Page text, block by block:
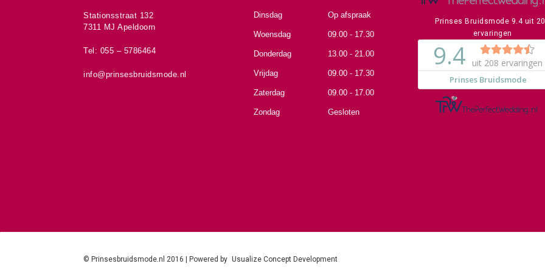
Stationsstraat 132
7311 MJ Apeldoorn
Tel: 055 – 5786464
info@prinsesbruidsmode.nl
Dinsdag Op afspraak
Woensdag 09.00 - 17.30
Donderdag 13.00 - 21.00
Vrijdag 09.00 - 17.30
Zaterdag 09.00 - 17.00
Zondag Gesloten
Prinses Bruidsmode 9.4uit
ervaringen
© Prinsesbruidsmode.nl 2016 | Powered by Usualize Concept Development